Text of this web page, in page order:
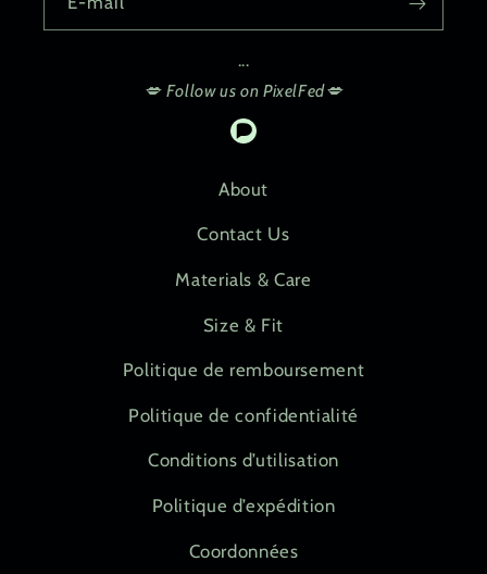
...
💋 Follow us on PixelFed💋
Pixelfed
About
Contact Us
Materials & Care
Size & Fit
Politique de remboursement
Politique de confidentialité
Conditions d’utilisation
Politique d’expédition
Coordonnées